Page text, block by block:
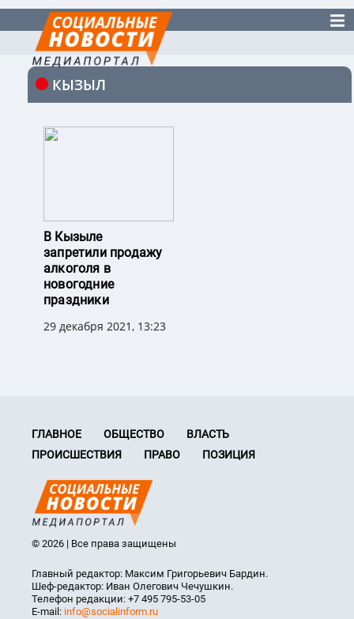
КЫЗЫЛ
В Кызыле
запретили продажу
алкоголя в
новогодние
праздники
29 декабря 2021, 13:23
ГЛАВНОЕ ОБЩЕСТВО
ВЛАСТЬ
ПРОИСШЕСТВИЯ
ПРАВО ПОЗИЦИЯ
© 2026 | Все права защищены
Главный редактор: Максим Григорьевич Бардин.
Шеф-редактор: Иван Олегович Чечушкин.
Телефон редакции: +7 495 795-53-05
E-mail: info@socialinform.ru